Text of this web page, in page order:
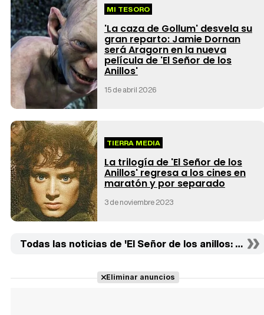
MI TESORO
'La caza de Gollum' desvela su
gran reparto: Jamie Dornan
será Aragorn en la nueva
película de 'El Señor de los
Anillos'
15 de abril 2026
TIERRA MEDIA
La trilogía de 'El Señor de los
Anillos' regresa a los cines en
maratón y por separado
3 de noviembre 2023
Todas las noticias de 'El Señor de los anillos: Las
Eliminar anuncios